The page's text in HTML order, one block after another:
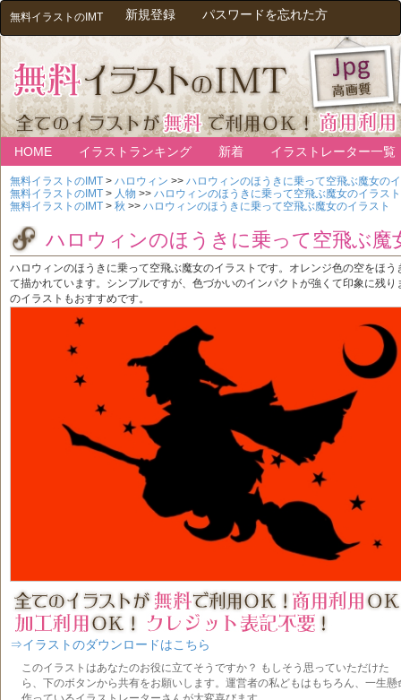
無料イラストのIMT 新規登録 パスワードを忘れた方
HOME イラストランキング 新着 イラストレーター一覧
無料イラストのIMT > ハロウィン >> ハロウィンのほうきに乗って空飛ぶ魔女の
無料イラストのIMT > 人物 >> ハロウィンのほうきに乗って空飛ぶ魔女のイラスト
無料イラストのIMT > 秋 >> ハロウィンのほうきに乗って空飛ぶ魔女のイラスト
ハロウィンのほうきに乗って空飛ぶ魔
ハロウィンのほうきに乗って空飛ぶ魔女のイラストです。オレンジ色の空をほ
て描かれています。シンプルですが、色づかいのインパクトが強くて印象に残
のイラストもおすすめです。
⇒イラストのダウンロードはこちら